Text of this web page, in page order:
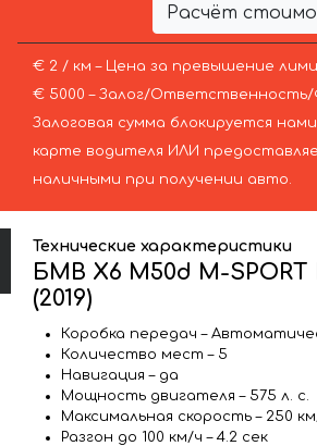
Расчёт
€ 2 / км – Цена за превышение
€ 5000 – Залог/
Залоговая сумма блокируется
карте водителя ИЛИ
наличными при получении авто.
Технические характеристики
БМВ X6 M50d M-SPORT
(2019)
Коробка передач –
Количество мест – 5
Навигация – да
Мощность двигателя – 575 л. с.
Максимальная скорость – 250
Разгон до 100 км/ч – 4.2 сек